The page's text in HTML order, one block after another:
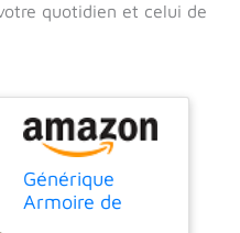
quotidien et celui de
Générique
Armoire de